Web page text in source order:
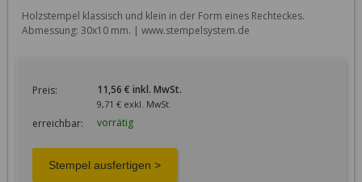
Holzstempel klassisch und klein in der Form eines Rechteckes.
Abmessung: 30x10 mm. | www.stempelsystem.de
Preis: 11,56 € inkl. MwSt.
9,71 € exkl. MwSt.
erreichbar: vorrätig